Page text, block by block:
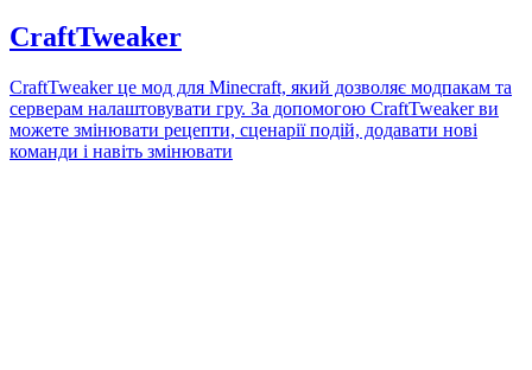
CraftTweaker
CraftTweaker це мод для Minecraft, який дозволяє модпакам та
серверам налаштовувати гру. За допомогою CraftTweaker ви
можете змінювати рецепти, сценарії подій, додавати нові
команди і навіть змінювати